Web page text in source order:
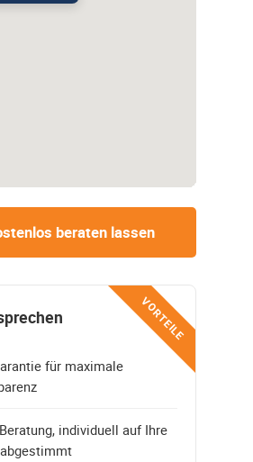
beraten lassen
VORTEILE
für maximale
individuell auf Ihre